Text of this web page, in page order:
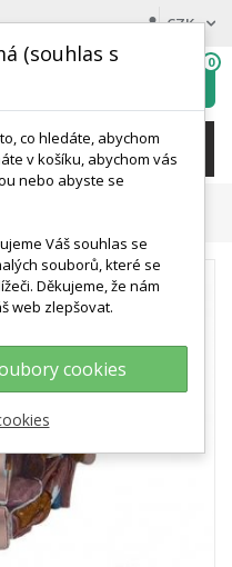
CZK
wishlist
0
Hlavy
(souhlas s
co hledáte, abychom
v košíku, abychom vás
nebo abyste se
Váš souhlas se
souborů, které se
Děkujeme, že nám
web zlepšovat.
cookies